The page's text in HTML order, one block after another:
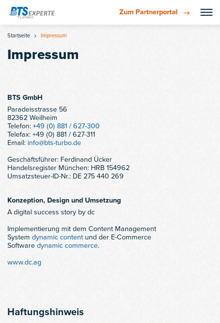
Zum Partnerportal
Startseite Impressum
Impressum
BTS GmbH
Paradeisstrasse 56
82362 Weilheim
Telefon: +49 (0) 881 / 627-300
Telefax: +49 (0) 881 / 627-311
Email: info@bts-turbo.de
Geschäftsführer: Ferdinand Ücker
Handelsregister München: HRB 154962
Umsatzsteuer-ID-Nr.: DE 275 440 269
Konzeption, Design und Umsetzung
A digital success story by dc
Implementierung mit dem Content Management
System dynamic content und der E-Commerce
Software dynamic commerce.
www.dc.ag
Haftungshinweis